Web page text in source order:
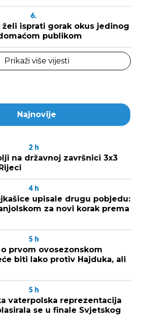
6.
želi isprati gorak okus jedinog
publikom
Prikaži više vijesti
Najnovije
2 h
na državnoj završnici 3x3
4 h
upisale drugu pobjedu:
za novi korak prema
5 h
prvom ovosezonskom
biti lako protiv Hajduka, ali
5 h
vaterpolska reprezentacija
se u finale Svjetskog